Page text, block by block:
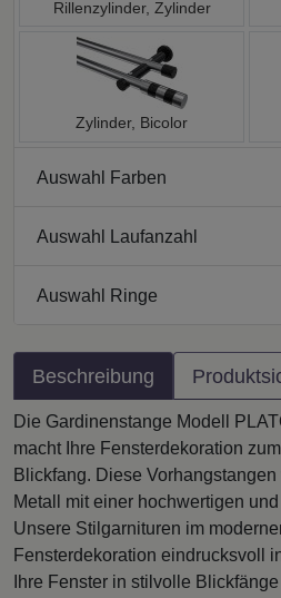
Rillenzylinder, Zylinder
Zylinder, Bicolor
Auswahl Farben
Auswahl Laufanzahl
Auswahl Ringe
Beschreibung
Die Gardinenstange Modell
macht Ihre Fensterdekoration
Blickfang. Diese
Metall mit einer hochwertigen
Unsere Stilgarnituren im
Fensterdekoration eindrucksvoll
Ihre Fenster in stilvolle